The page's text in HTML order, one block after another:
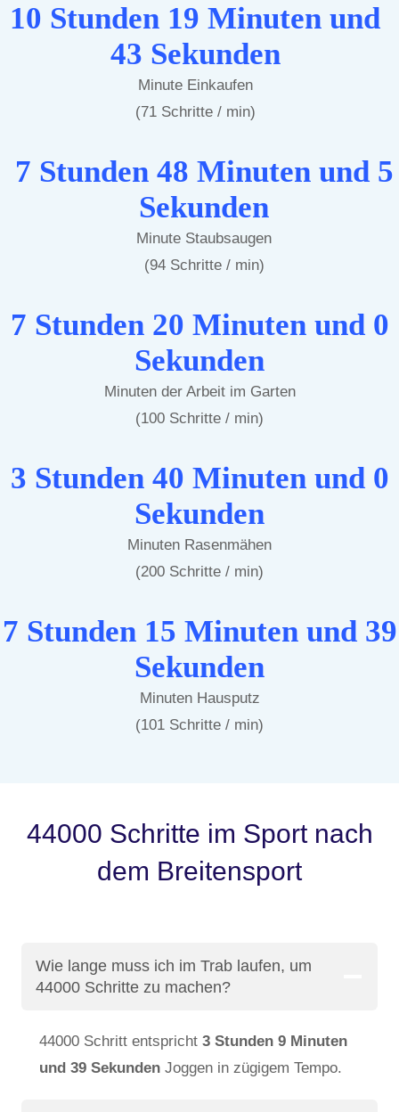
10 Stunden 19 Minuten und
43 Sekunden
Minute Einkaufen
(71 Schritte / min)
7 Stunden 48 Minuten und 5
Sekunden
Minute Staubsaugen
(94 Schritte / min)
7 Stunden 20 Minuten und 0
Sekunden
Minuten der Arbeit im Garten
(100 Schritte / min)
3 Stunden 40 Minuten und 0
Sekunden
Minuten Rasenmähen
(200 Schritte / min)
7 Stunden 15 Minuten und 39
Sekunden
Minuten Hausputz
(101 Schritte / min)
44000 Schritte im Sport nach
dem Breitensport
Wie lange muss ich im Trab laufen, um
44000 Schritte zu machen?
44000 Schritt entspricht 3 Stunden 9 Minuten
und 39 Sekunden Joggen in zügigem Tempo.